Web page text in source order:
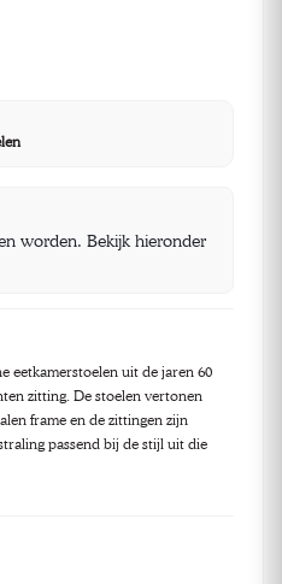
worden. Bekijk hieronder
eetkamerstoelen uit de jaren 60
zitting. De stoelen vertonen
frame en de zittingen zijn
passend bij de stijl uit die